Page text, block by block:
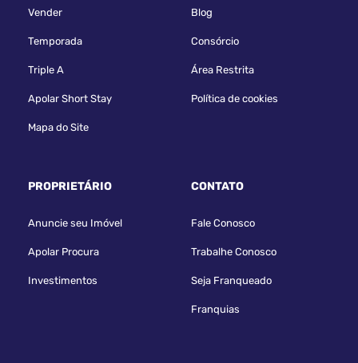
Vender
Temporada
Triple A
Apolar Short Stay
Mapa do Site
Blog
Consórcio
Área Restrita
Política de cookies
PROPRIETÁRIO
Anuncie seu Imóvel
Apolar Procura
Investimentos
CONTATO
Fale Conosco
Trabalhe Conosco
Seja Franqueado
Franquias